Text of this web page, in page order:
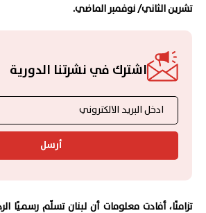
تشرين الثاني/ نوفمبر الماضي.
اشترك في نشرتنا الدورية
أرسل
تزامنًا، أفادت معلومات أن لبنان تسلّم رسميًا